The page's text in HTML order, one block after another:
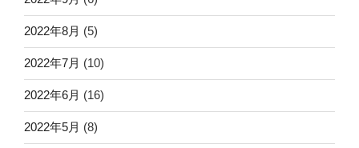
2022年8月 (5)
2022年7月 (10)
2022年6月 (16)
2022年5月 (8)